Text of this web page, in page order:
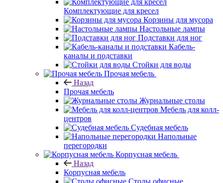
Комплектующие для кресел
Корзины для мусора
Настольные лампы
Подставки для ног
Кабель-
каналы и подставки
Стойки для воды
Прочая мебель
Назад
Прочая мебель
Журнальные столы
Мебель для колл-
центров
Судебная мебель
Напольные
перегородки
Корпусная мебель
Назад
Корпусная мебель
Столы офисные